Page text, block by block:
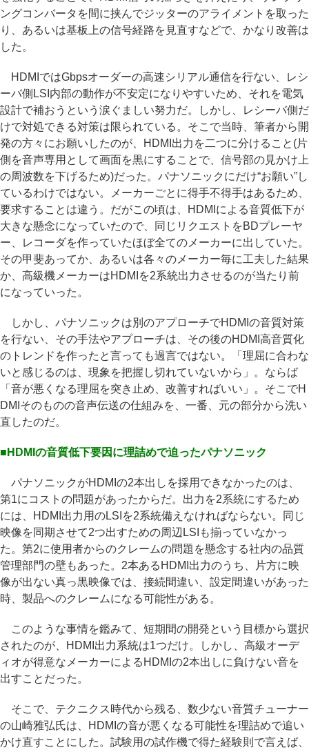
ングコンバータを間に挟んでジッターのアライメントを取った
り、あるいは基板上の信号経路を見直すなどで、かなり改善は
した。
HDMIではGbpsオーダーの高速シリアル通信を行ない、レシ
ーバ側LSI内部の動作が不安定になりやすいため、それを電気
設計で補おうという涙ぐましい努力だ。しかし、レシーバ側だ
けで対処できる対策は限られている。そこで当時、筆者から開
発の方々にお願いしたのが、HDMI出力を二つに分けること(片
側を音声専用として画面を黒にすることで、信号部の見かけ上
の周波数を下げるため)だった。パナソニックにだけ“お願い”し
ているわけではない。メーカーごとに得手不得手はあるため、
要求することは違う。だがこの頃は、HDMIによる音質低下が
大きな懸念になっていたので、同じリクエストをBDプレーヤ
ー、レコーダを作っていたほぼ全てのメーカーに出していた。
その甲斐あってか、あるいは各々のメーカー毎に工夫した結果
か、高級機メーカーはHDMIを2系統出力させるのが当たり前
になっていった。
しかし、パナソニックは別のアプローチでHDMIの音質対策
を行ない、その手法やアプローチは、その後のHDMI高音質化
のトレンドを作ったと言っても過言ではない。「理屈に合わな
いと感じるのは、現象を把握し切れていないから」。ならば
「音が悪くなる理屈を突き止め、改善すればいい」。そこでH
DMIそのものの音声伝送の仕組みを、一番、元の部分から洗い
直したのだ。
■HDMIの音質低下要因に理詰めで迫ったパナソニック
パナソニックがHDMIの2本出しを採用できなかったのは、
第1にコストの問題があったからだ。出力を2系統にするため
には、HDMI出力用のLSIを2系統備えなければならない。同じ
映像を同期させて2つ出すための周辺LSIも揃っていなかっ
た。第2に使用者からのクレームの問題を懸念する社内の品質
管理部門の壁もあった。2本あるHDMI出力のうち、片方に映
像が出ない真っ黒映像では、接続間違い、設定間違いがあった
時、製品へのクレームになる可能性がある。
このような事情を鑑みて、短期間の開発という目標から選択
されたのが、HDMI出力系統は1つだけ。しかし、高級オーデ
ィオが得意なメーカーによるHDMIの2本出しに負けない音を
出すことだった。
そこで、テクニクス時代から残る、数少ない音質チューナー
の山崎雅弘氏は、HDMIの音が悪くなる可能性を理詰めで追い
かけ直すことにした。試験用の試作機で得た経験則で言えば、